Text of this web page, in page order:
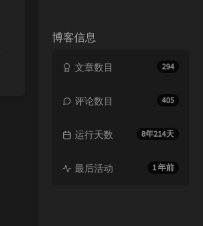
博客信息
294
文章数目
405
评论数目
8年214天
运行天数
1 年前
最后活动